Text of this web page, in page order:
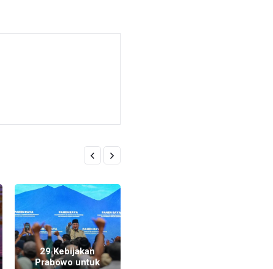
29 Kebijakan
Prabowo untuk